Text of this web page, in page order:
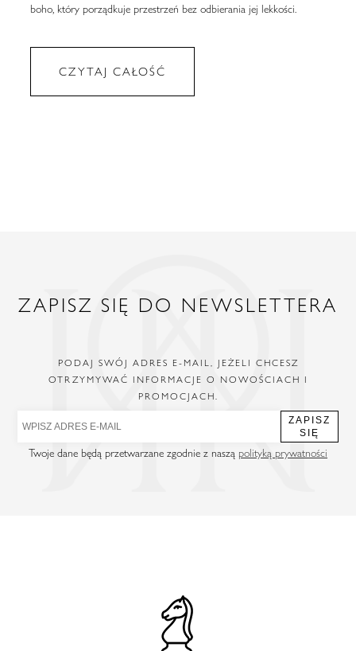
boho, który porządkuje przestrzeń bez odbierania jej lekkości.
CZYTAJ CAŁOŚĆ
ZAPISZ SIĘ DO NEWSLETTERA
PODAJ SWÓJ ADRES E-MAIL, JEŻELI CHCESZ
OTRZYMYWAĆ INFORMACJE O NOWOŚCIACH I
PROMOCJACH.
ZAPISZ
SIĘ
Twoje dane będą przetwarzane zgodnie z naszą polityką prywatności